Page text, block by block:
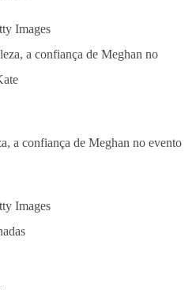
Images
a confiança de Meghan no evento
Images